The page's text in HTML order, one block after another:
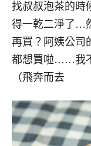
找叔叔泡茶的時
得一乾二淨了…
再買？阿姨公司
都想買啦……我
（飛奔而去